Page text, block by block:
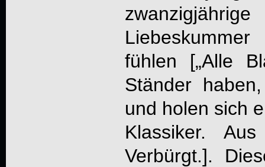
fühlen [„Alle
Ständer
und holen sich
Klassiker.
Verbürgt.].